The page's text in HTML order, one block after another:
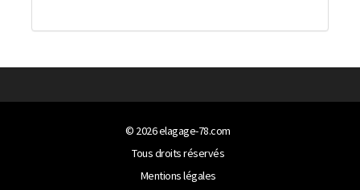
© 2026elagage-78.com
Tous droits réservés
Mentions légales